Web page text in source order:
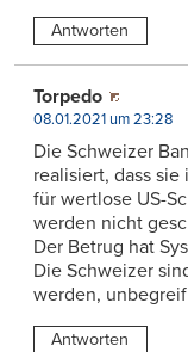
Antworten
Torpedo
08.01.2021 um 23:28
Die Schweizer
realisiert, dass
für wertlose US-
werden nicht
Der Betrug hat
Die Schweizer
werden,
Antworten